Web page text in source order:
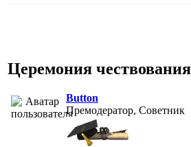
Церемония
Button
Премодератор, Советник